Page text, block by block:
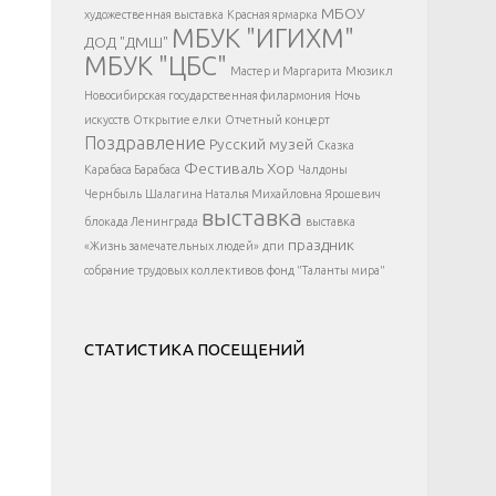
</div >
художественная выставка Красная ярмарка МБОУ
ДОД "ДМШ" МБУК "ИГИХМ"
МБУК "ЦБС" Мастер и Маргарита Мюзикл
Новосибирская государственная филармония Ночь
искусств Открытие елки Отчетный концерт
Поздравление Русский музей Сказка
Карабаса Барабаса ФестивальХор Чалдоны
Чернбыль Шалагина Наталья Михайловна Ярошевич
блокада Ленинграда выставка выставка
«Жизнь замечательных людей» дпи праздник
собрание трудовых коллективов фонд "Таланты мира"
СТАТИСТИКА ПОСЕЩЕНИЙ